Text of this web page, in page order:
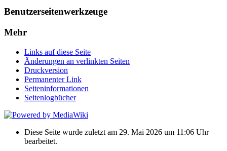
Benutzerseitenwerkzeuge
Mehr
Links auf diese Seite
Änderungen an verlinkten Seiten
Druckversion
Permanenter Link
Seiten­informationen
Seitenlogbücher
Diese Seite wurde zuletzt am 29. Mai 2026 um 11:06 Uhr
bearbeitet.